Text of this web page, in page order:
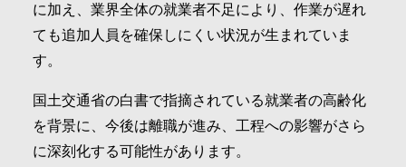
に加え、業界全体の就業者不足により、作業が遅れ
ても追加人員を確保しにくい状況が生まれていま
す。
国土交通省の白書で指摘されている就業者の高齢化
を背景に、今後は離職が進み、工程への影響がさら
に深刻化する可能性があります。